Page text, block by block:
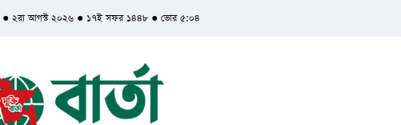
● ২রা আগস্ট ২০২৬ ● ১৭ই সফর ১৪৪৮ ● ভোর ৫:০৪